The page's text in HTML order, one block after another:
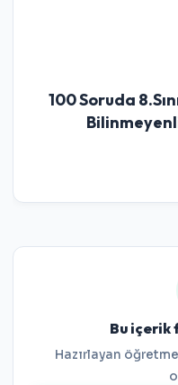
100 Soruda
Bu içerik
Hazırlayan